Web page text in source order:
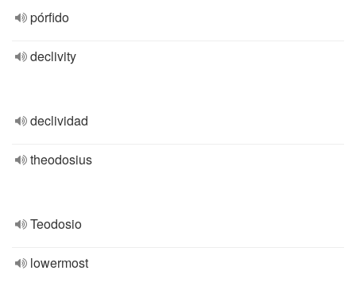
pórfido
declivity
declividad
theodosius
Teodosio
lowermost